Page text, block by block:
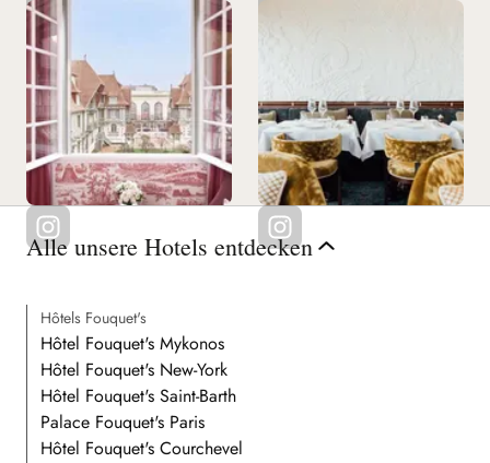
Alle unsere Hotels entdecken
Hôtels Fouquet's
Hôtel Fouquet's Mykonos
Hôtel Fouquet's New-York
Hôtel Fouquet's Saint-Barth
Palace Fouquet's Paris
Hôtel Fouquet's Courchevel